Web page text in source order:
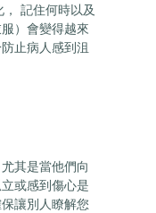
記住何時以及
）會變得越來
止病人感到沮
其是當他們向
或感到傷心是
讓別人瞭解您